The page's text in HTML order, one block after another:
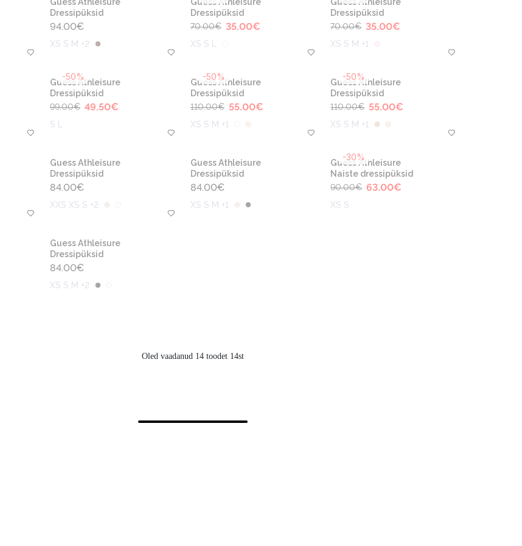
Dressipüksid
94.00€
XS S M +2
Dressipüksid
70.00€ 35.00€
XS S L
Dressipüksid
70.00€ 35.00€
XS S M +1
-50%
Guess Athleisure
Dressipüksid
99.00€ 49.50€
S L
-50%
Guess Athleisure
Dressipüksid
110.00€ 55.00€
XS S M +1
-50%
Guess Athleisure
Dressipüksid
110.00€ 55.00€
XS S M +1
Guess Athleisure
Dressipüksid
84.00€
XXS XS S +2
Guess Athleisure
Dressipüksid
84.00€
XS S M +1
-30%
Guess Athleisure
Naiste dressipüksid
90.00€ 63.00€
XS S
Guess Athleisure
Dressipüksid
84.00€
XS S M +2
Oled vaadanud 14 toodet 14st